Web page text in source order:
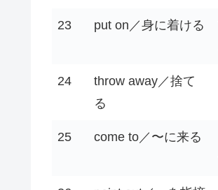
23 put on／身に着ける
24
throw away／捨て
る
25 come to／〜に来る